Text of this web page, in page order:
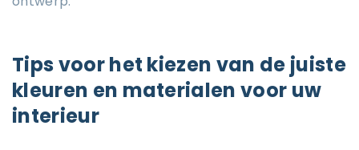
Tips voor het kiezen van de juiste
kleuren en materialen voor uw
interieur